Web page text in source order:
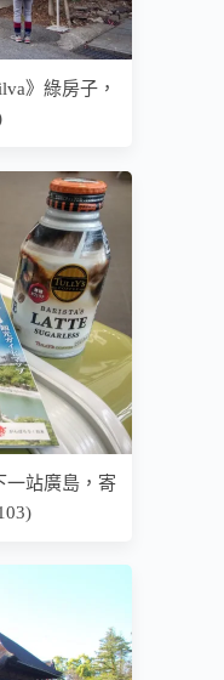
》綠房子，
一站廣島，寄